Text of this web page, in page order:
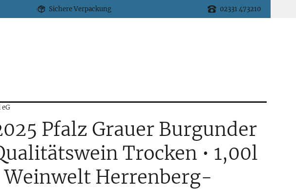
Sichere Verpackung 02331 473210
Pfalz Grauer Burgunder
Trocken • 1,00l
Weinwelt Herrenberg-